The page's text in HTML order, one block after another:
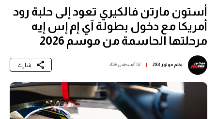
أستون مارتن فالكيري تعود إلى حلبة رود
أمريكا مع دخول بطولة آي إم إس إيه
مرحلتها الحاسمة من موسم 2026
بقلمموتور 283 02 أغسطس 2026 شارك